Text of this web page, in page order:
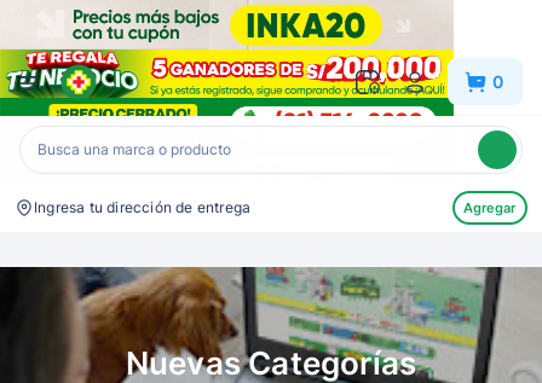
Inkafarma 0
Ingresa tu dirección de entrega Agregar
Nuevas Categorías